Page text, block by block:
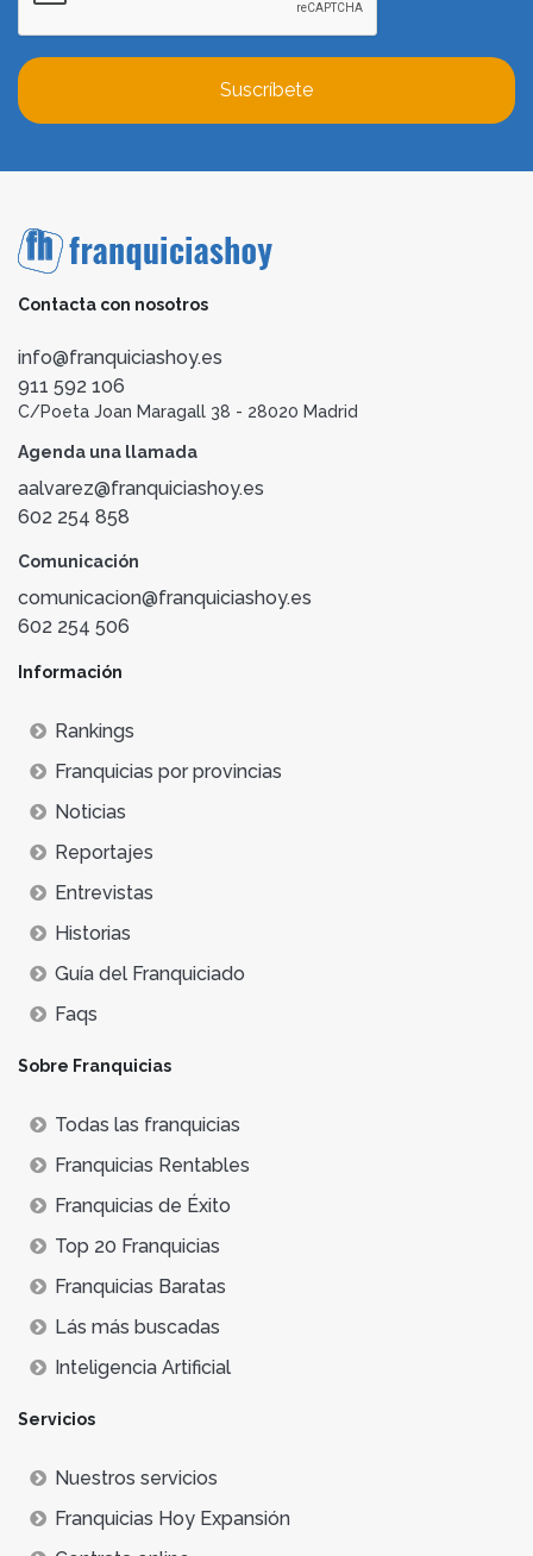
Suscríbete
Contacta con nosotros
info@franquiciashoy.es
911 592 106
C/Poeta Joan Maragall 38 - 28020 Madrid
Agenda una llamada
aalvarez@franquiciashoy.es
602 254 858
Comunicación
comunicacion@franquiciashoy.es
602 254 506
Información
Rankings
Franquicias por provincias
Noticias
Reportajes
Entrevistas
Historias
Guía del Franquiciado
Faqs
Sobre Franquicias
Todas las franquicias
Franquicias Rentables
Franquicias de Éxito
Top 20 Franquicias
Franquicias Baratas
Lás más buscadas
Inteligencia Artificial
Servicios
Nuestros servicios
Franquicias Hoy Expansión